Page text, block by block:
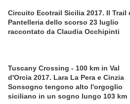
Circuito Ecotrail Sicilia 2017. Il Trail
Pantelleria dello scorso 23 luglio
raccontato da Claudia Occhipinti
Tuscany Crossing - 100 km in Val
d'Orcia 2017. Lara La Pera e Cinzia
Sonsogno tengono alto l'orgoglio
siciliano in un sogno lungo 103 km